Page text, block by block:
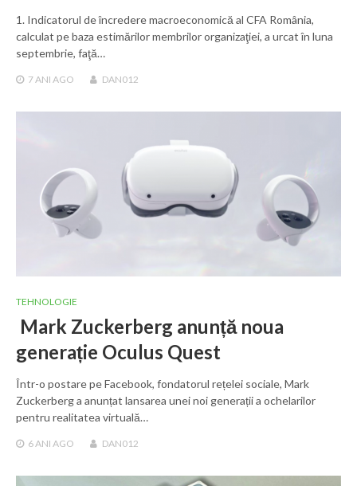
1. Indicatorul de încredere macroeconomică al CFA România,
calculat pe baza estimărilor membrilor organizaţiei, a urcat în luna
septembrie, faţă…
7 ANI AGO DAN012
TEHNOLOGIE
Mark Zuckerberg anunță noua
generație Oculus Quest
Într-o postare pe Facebook, fondatorul rețelei sociale, Mark
Zuckerberg a anunțat lansarea unei noi generații a ochelarilor
pentru realitatea virtuală…
6 ANI AGO DAN012